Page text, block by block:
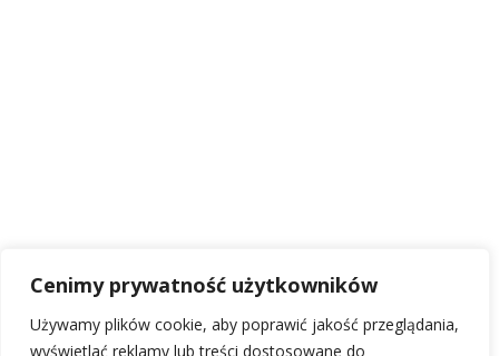
Cenimy prywatność użytkowników
Używamy plików cookie, aby poprawić jakość przeglądania,
wyświetlać reklamy lub treści dostosowane do